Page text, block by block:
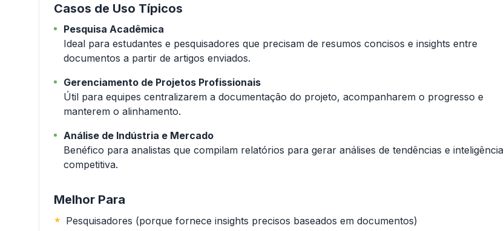
Casos de Uso Típicos
Pesquisa Acadêmica
Ideal para estudantes e pesquisadores que precisam de resumos concisos e insights entre
documentos a partir de artigos enviados.
Gerenciamento de Projetos Profissionais
Útil para equipes centralizarem a documentação do projeto, acompanharem o progresso e
manterem o alinhamento.
Análise de Indústria e Mercado
Benéfico para analistas que compilam relatórios para gerar análises de tendências e inteligência
competitiva.
Melhor Para
Pesquisadores (porque fornece insights precisos baseados em documentos)